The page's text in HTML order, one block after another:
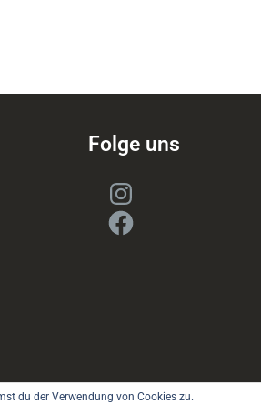
Folge uns
Instagram
Facebook
du der Verwendung von Cookies zu.